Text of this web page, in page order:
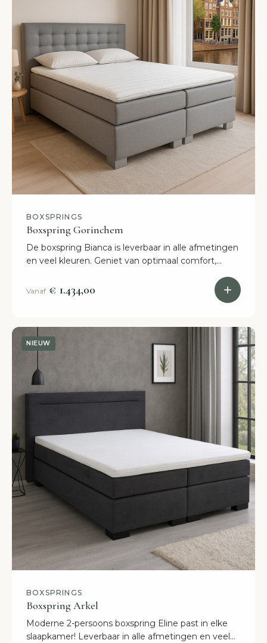
BOXSPRINGS
Boxspring Gorinchem
De boxspring Bianca is leverbaar in alle afmetingen
en veel kleuren. Geniet van optimaal comfort,
Vanaf € 1.434,00
NIEUW
BOXSPRINGS
Boxspring Arkel
Moderne 2-persoons boxspring Eline past in elke
slaapkamer! Leverbaar in alle afmetingen en veel